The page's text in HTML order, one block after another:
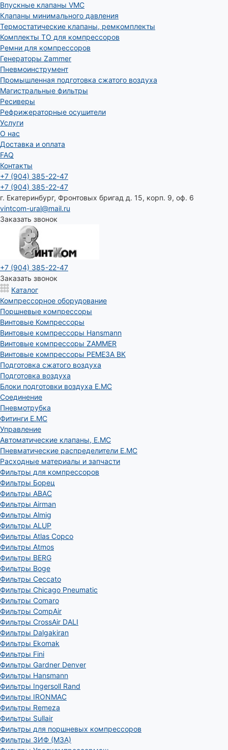
Впускные клапаны VMC
Клапаны минимального давления
Термостатические клапаны, ремкомплекты
Комплекты ТО для компрессоров
Ремни для компрессоров
Генераторы Zammer
Пневмоинструмент
Промышленная подготовка сжатого воздуха
Магистральные фильтры
Ресиверы
Рефрижераторные осушители
Услуги
О нас
Доставка и оплата
FAQ
Контакты
+7 (904) 385-22-47
+7 (904) 385-22-47
г. Екатеринбург, Фронтовых бригад д. 15, корп. 9, оф. 6
vintcom-ural@mail.ru
Заказать звонок
+7 (904) 385-22-47
Заказать звонок
Каталог
Компрессорное оборудование
Поршневые компрессоры
Винтовые Компрессоры
Винтовые компрессоры Hansmann
Винтовые компрессоры ZAMMER
Винтовые компрессоры РЕМЕЗА ВК
Подготовка сжатого воздуха
Подготовка воздуха
Блоки подготовки воздуха E.MC
Соединение
Пневмотрубка
Фитинги E.MC
Управление
Автоматические клапаны, Е.МС
Пневматические распределители E.MC
Расходные материалы и запчасти
Фильтры для компрессоров
Фильтры Борец
Фильтры ABAC
Фильтры Airman
Фильтры Almig
Фильтры ALUP
Фильтры Atlas Copco
Фильтры Atmos
Фильтры BERG
Фильтры Boge
Фильтры Ceccato
Фильтры Chicago Pneumatic
Фильтры Comaro
Фильтры CompAir
Фильтры CrossAir DALI
Фильтры Dalgakiran
Фильтры Ekomak
Фильтры Fini
Фильтры Gardner Denver
Фильтры Hansmann
Фильтры Ingersoll Rand
Фильтры IRONMAC
Фильтры Remeza
Фильтры Sullair
Фильтры для поршневых компрессоров
Фильтры ЗИФ (МЗА)